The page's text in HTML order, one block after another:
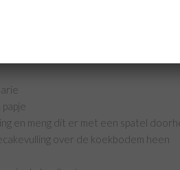
een andere kom en meng alles door
spatel door het mascarpone/kwark
en meng dit er met een spatel
over de koekbodem heen